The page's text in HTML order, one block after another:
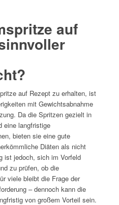
auf
auf Rezept zu erhalten, ist
mit Gewichtsabnahme
Da die Spritzen gezielt in
eine langfristige
bieten sie eine gute
Diäten als nicht
ist jedoch, sich im Vorfeld
zu prüfen, ob die
viele bleibt die Frage der
– dennoch kann die
von großem Vorteil sein.